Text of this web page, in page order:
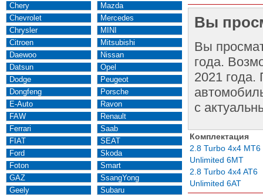
Chery
Chevrolet
Chrysler
Citroen
Daewoo
Datsun
Dodge
Dongfeng
E-Auto
FAW
Ferrari
FIAT
Ford
Foton
GAZ
Geely
Mazda
Mercedes
MINI
Mitsubishi
Nissan
Opel
Peugeot
Porsche
Ravon
Renault
Saab
SEAT
Skoda
Smart
SsangYong
Subaru
Вы
Вы
года.
2021 года.
с
Комплектация
2.8 Turbo 4x4 MT6
Unlimited 6MT
2.8 Turbo 4x4 AT6
Unlimited 6AT